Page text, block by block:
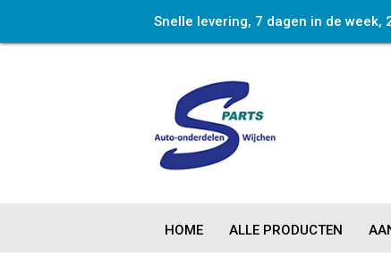
Snelle levering, 7 dagen in de
HOME ALLE PRODUCTEN